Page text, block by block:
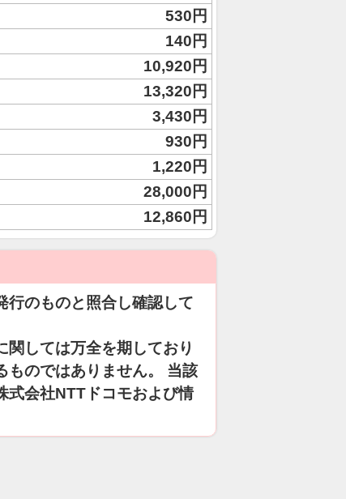
530円
140円
10,920円
13,320円
3,430円
930円
1,220円
28,000円
12,860円
行のものと照合し確認して
しては万全を期しており
ものではありません。 当該
式会社NTTドコモおよび情